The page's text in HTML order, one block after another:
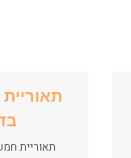
תאוריית